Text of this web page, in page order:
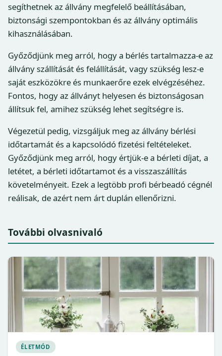
segíthetnek az állvány megfelelő beállításában,
biztonsági szempontokban és az állvány optimális
kihasználásában.
Győződjünk meg arról, hogy a bérlés tartalmazza-e az
állvány szállítását és felállítását, vagy szükség lesz-e
saját eszközökre és munkaerőre ezek elvégzéséhez.
Fontos, hogy az állványt helyesen és biztonságosan
állítsuk fel, amihez szükség lehet segítségre is.
Végezetül pedig, vizsgáljuk meg az állvány bérlési
időtartamát és a kapcsolódó fizetési feltételeket.
Győződjünk meg arról, hogy értjük-e a bérleti díjat, a
letétet, a bérleti időtartamot és a visszaszállítás
követelményeit. Ezek a legtöbb profi bérbeadó cégnél
reálisak, de azért nem árt duplán ellenőrizni.
További olvasnivaló
ÉLETMÓD